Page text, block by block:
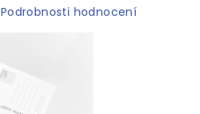
Podrobnosti hodnocení